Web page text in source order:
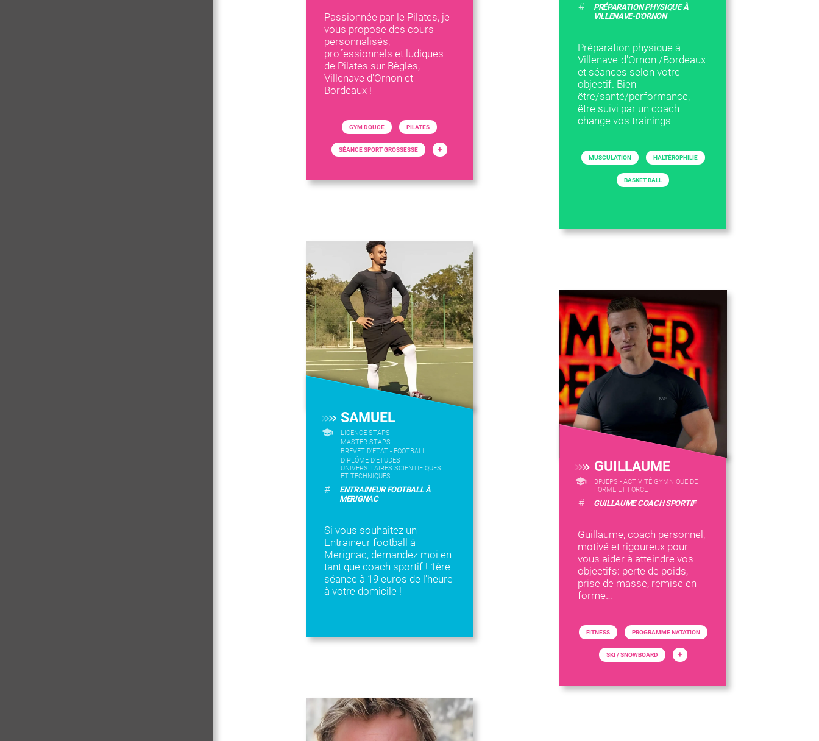
Passionnée par le Pilates, je
vous propose des cours
personnalisés,
professionnels et ludiques
de Pilates sur Bègles,
Villenave d'Ornon et
Bordeaux !
GYM DOUCE PILATES
SÉANCE SPORT GROSSESSE +
#
PRÉPARATION PHYSIQUE À
VILLENAVE-D'ORNON
Préparation physique à
Villenave-d'Ornon /Bordeaux
et séances selon votre
objectif. Bien
être/santé/performance,
être suivi par un coach
change vos trainings
MUSCULATION HALTÉROPHILIE
BASKET BALL
SAMUEL
LICENCE STAPS
MASTER STAPS
BREVET D'ETAT - FOOTBALL
DIPLÔME D'ETUDES
UNIVERSITAIRES SCIENTIFIQUES
ET TECHNIQUES
#
ENTRAINEUR FOOTBALL À
MERIGNAC
Si vous souhaitez un
Entraineur football à
Merignac, demandez moi en
tant que coach sportif ! 1ère
séance à 19 euros de l'heure
à votre domicile !
GUILLAUME
BPJEPS - ACTIVITÉ GYMNIQUE DE
FORME ET FORCE
# GUILLAUME COACH SPORTIF
Guillaume, coach personnel,
motivé et rigoureux pour
vous aider à atteindre vos
objectifs: perte de poids,
prise de masse, remise en
forme…
FITNESS PROGRAMME NATATION
SKI / SNOWBOARD +